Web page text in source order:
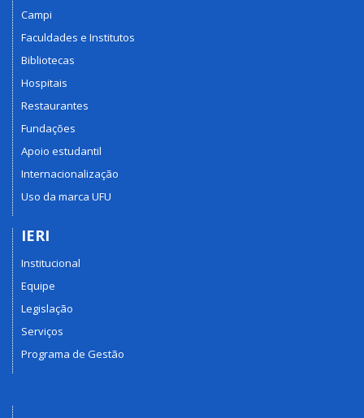
Campi
Faculdades e Institutos
Bibliotecas
Hospitais
Restaurantes
Fundações
Apoio estudantil
Internacionalização
Uso da marca UFU
IERI
Institucional
Equipe
Legislação
Serviços
Programa de Gestão